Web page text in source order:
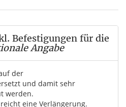
Befestigungen für die
Angabe
der
und damit sehr
werden.
eine Verlängerung.